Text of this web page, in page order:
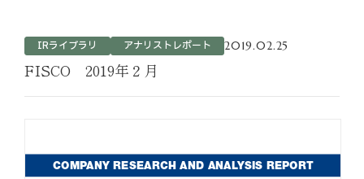
運営ホテル
サステナビリティ
IRライブラリ アナリストレポート 2019.02.25
FISCO 2019年２月